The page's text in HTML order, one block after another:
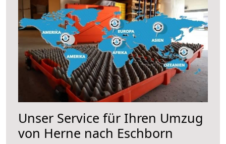
Unser Service für Ihren Umzug
von Herne nach Eschborn